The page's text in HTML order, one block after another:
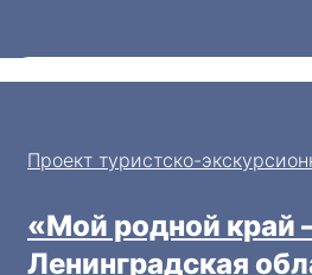
Проект туристско-
«Мой родной край
Ленинградская